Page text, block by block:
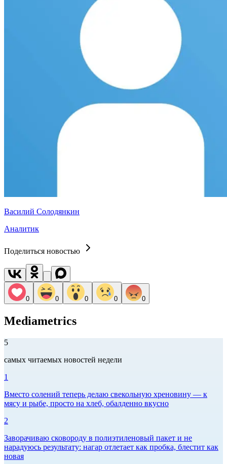
Василий Солодянкин
Аналитик
Поделиться новостью
0 0 0 0 0
Mediametrics
5
самых читаемых новостей недели
1
Вместо солений теперь делаю свекольную хреновину — к
мясу и рыбе, просто на хлеб, обалденно вкусно
2
Заворачиваю сковороду в полиэтиленовый пакет и не
нарадуюсь результату: нагар отлетает как пробка, блестит как
новая